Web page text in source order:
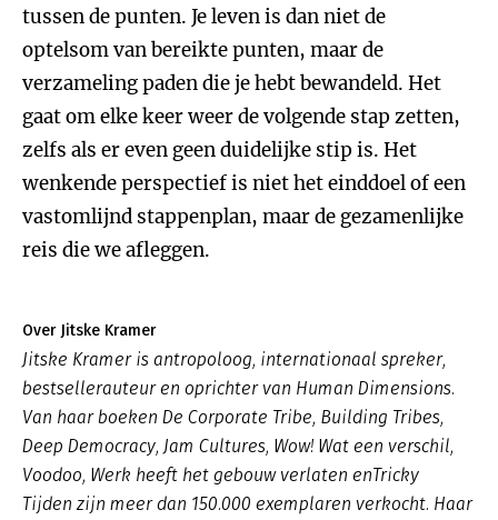
tussen de punten. Je leven is dan niet de
optelsom van bereikte punten, maar de
verzameling paden die je hebt bewandeld. Het
gaat om elke keer weer de volgende stap zetten,
zelfs als er even geen duidelijke stip is. Het
wenkende perspectief is niet het einddoel of een
vastomlijnd stappenplan, maar de gezamenlijke
reis die we afleggen.
Over Jitske Kramer
Jitske Kramer is antropoloog, internationaal spreker,
bestsellerauteur en oprichter van Human Dimensions.
Van haar boeken De Corporate Tribe, Building Tribes,
Deep Democracy, Jam Cultures, Wow! Wat een verschil,
Voodoo, Werk heeft het gebouw verlaten enTricky
Tijden zijn meer dan 150.000 exemplaren verkocht. Haar